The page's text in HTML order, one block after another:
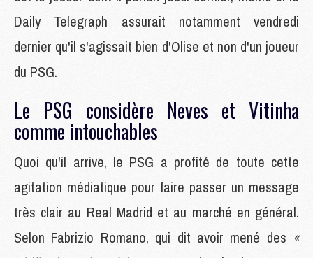
Daily Telegraph assurait notamment vendredi
dernier qu'il s'agissait bien d'Olise et non d'un joueur
du PSG.
Le PSG considère Neves et Vitinha
comme intouchables
Quoi qu'il arrive, le PSG a profité de toute cette
agitation médiatique pour faire passer un message
très clair au Real Madrid et au marché en général.
Selon Fabrizio Romano, qui dit avoir mené des «